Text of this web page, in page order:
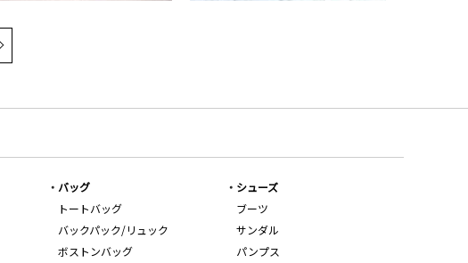
バッグ
トートバッグ
バックパック/リュック
ボストンバッグ
シューズ
ブーツ
サンダル
パンプス